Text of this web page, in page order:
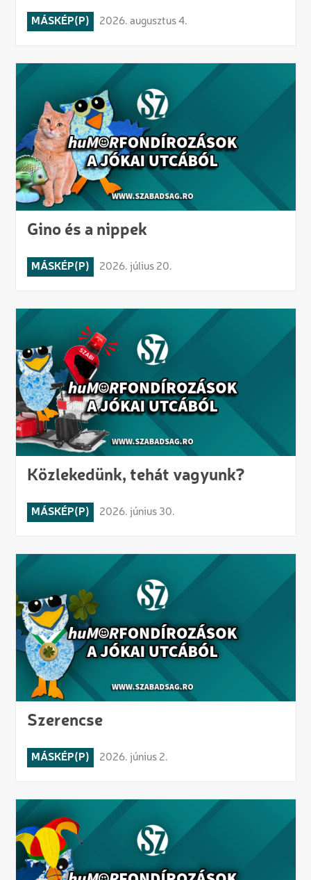
MÁSKÉP(P) 2026. augusztus 4.
Gino és a nippek
MÁSKÉP(P) 2026. július 20.
Közlekedünk, tehát vagyunk?
MÁSKÉP(P) 2026. június 30.
Szerencse
MÁSKÉP(P) 2026. június 2.